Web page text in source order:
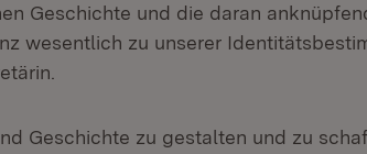
Geschichte und die daran
wesentlich zu unserer
Geschichte zu gestalten und zu